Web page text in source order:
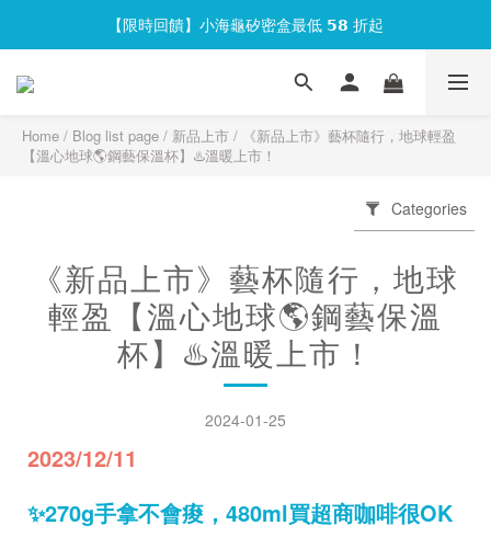
官網會員首次下單現折 $𝟏𝟎𝟎 元❕
【限時回饋】小海龜矽密盒最低 𝟱𝟴 折起
官網會員首次下單現折 $𝟏𝟎𝟎 元❕
Home / Blog list page / 新品上市 / 《新品上市》藝杯隨行，地球輕盈
【溫心地球🌎鋼藝保溫杯】♨️溫暖上市！
Categories
《新品上市》藝杯隨行，地球
輕盈【溫心地球🌎鋼藝保溫
杯】♨️溫暖上市！
2024-01-25
2023/12/11
✨270g手拿不會痠，480ml買超商咖啡很OK